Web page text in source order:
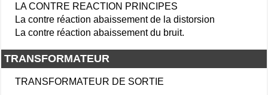
LA CONTRE REACTION PRINCIPES
La contre réaction abaissement de la distorsion
La contre réaction abaissement du bruit.
TRANSFORMATEUR
TRANSFORMATEUR DE SORTIE